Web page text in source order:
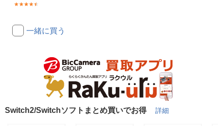
一緒に買う
Switch2/Switchソフトまとめ買いでお得 詳細